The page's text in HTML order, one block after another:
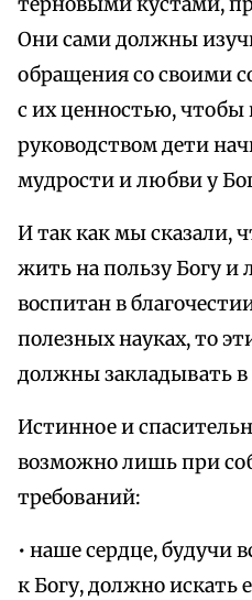
Они сами должны
обращения со своими
с их ценностью,
руководством дети
мудрости и любви у
И так как мы сказали,
жить на пользу Богу
воспитан в
полезных науках, то
должны закладывать
Истинное и
возможно лишь при
требований:
• наше сердце, будучи
к Богу, должно искать